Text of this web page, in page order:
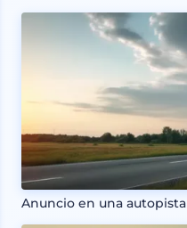
Anuncio en una autopista